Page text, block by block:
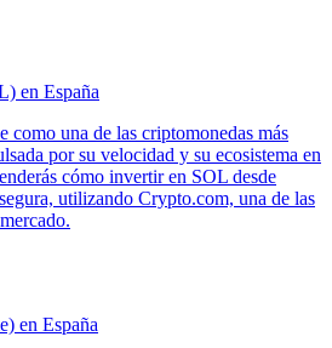
en España
como una de las criptomonedas más
por su velocidad y su ecosistema en
cómo invertir en SOL desde
utilizando Crypto.com, una de las
en España